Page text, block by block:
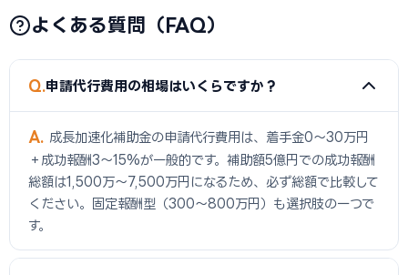
よくある質問（FAQ）
Q 申請代行費用の相場はいくらですか？
A
成長加速化補助金の申請代行費用は、着手金0〜30万円
＋成功報酬3〜15%が一般的です。補助額5億円での成功報酬
総額は1,500万〜7,500万円になるため、必ず総額で比較して
ください。固定報酬型（300〜800万円）も選択肢の一つで
す。